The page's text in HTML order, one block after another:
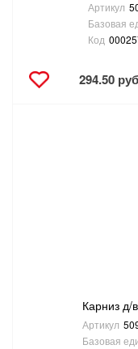
Артикул
Базовая
Код
294.50 руб
Карниз
Артикул
Базовая